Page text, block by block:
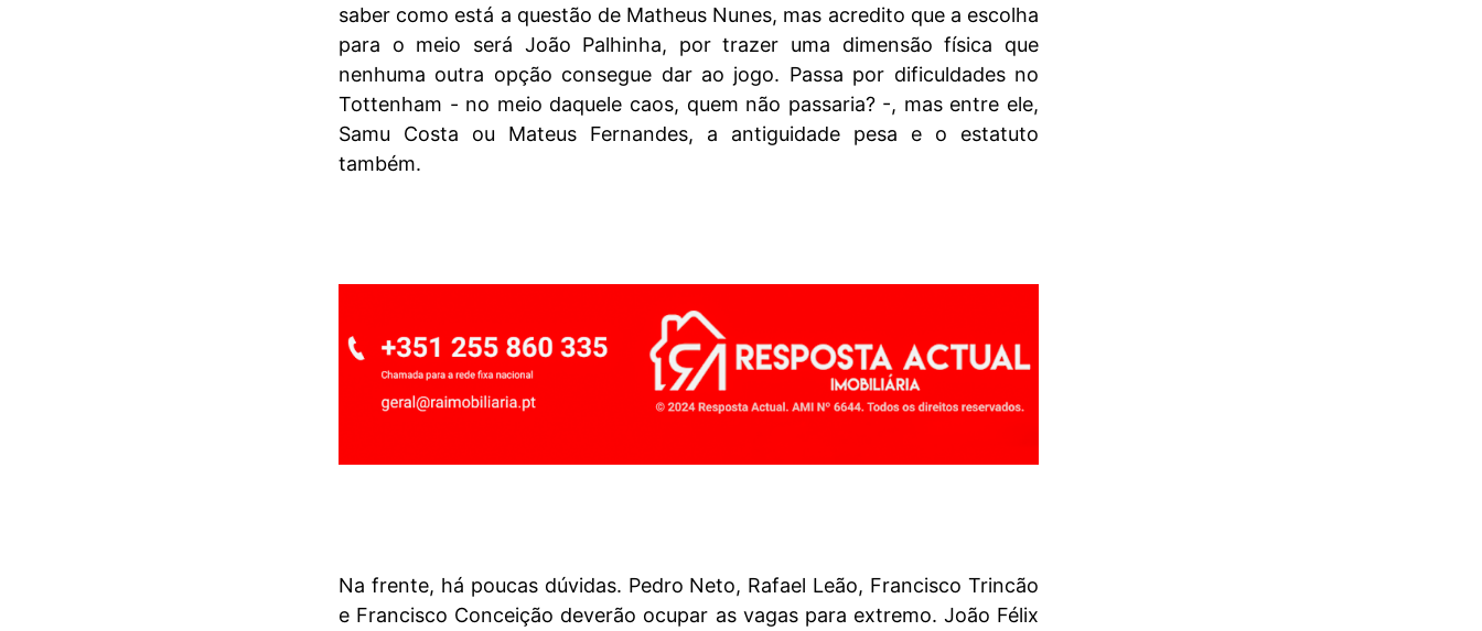
saber como está a questão de Matheus Nunes, mas acredito que a escolha
para o meio será João Palhinha, por trazer uma dimensão física que
nenhuma outra opção consegue dar ao jogo. Passa por dificuldades no
Tottenham - no meio daquele caos, quem não passaria? -, mas entre ele,
Samu Costa ou Mateus Fernandes, a antiguidade pesa e o estatuto
também.
Na frente, há poucas dúvidas. Pedro Neto, Rafael Leão, Francisco Trincão
e Francisco Conceição deverão ocupar as vagas para extremo. João Félix